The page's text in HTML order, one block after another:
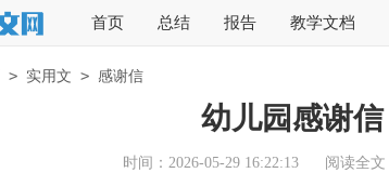
首页 总结 报告 教学文档
> 实用文 > 感谢信
幼儿园感谢信
时间：2026-05-29 16:22:13 阅读全文